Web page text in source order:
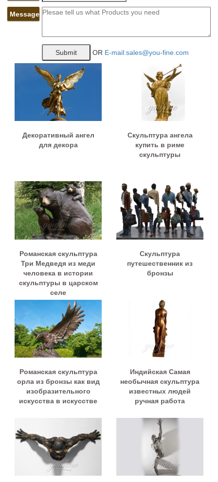
Message
OR E-mail:sales@you-fine.com
Декоративный ангел
для декора
Скульптура ангела
купить в риме
скульптуры
Романская скульптура
Три Медведя из меди
человека в истории
скульптуры в царском
селе
Скульптура
путешественник из
бронзы
Романская скульптура
орла из бронзы как вид
изобразительного
искусства в искусстве
Индийская Самая
необычная скульптура
известных людей
ручная работа